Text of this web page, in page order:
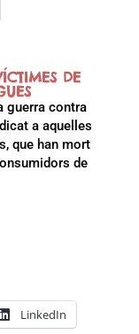
DE
guerra contra
a aquelles
que han mort
de
LinkedIn